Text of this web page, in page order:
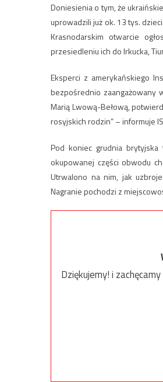
Doniesienia o tym, że
uprowadzili już ok. 13 tys.
Krasnodarskim otwarcie
przesiedleniu ich do Irkucka,
Eksperci z amerykańskiego
bezpośrednio zaangażowany
Marią Lwową-Bełową,
rosyjskich rodzin” – informuje
Pod koniec grudnia
okupowanej części obwodu
Utrwalono na nim, jak
Nagranie pochodzi z
Dziękujemy! i